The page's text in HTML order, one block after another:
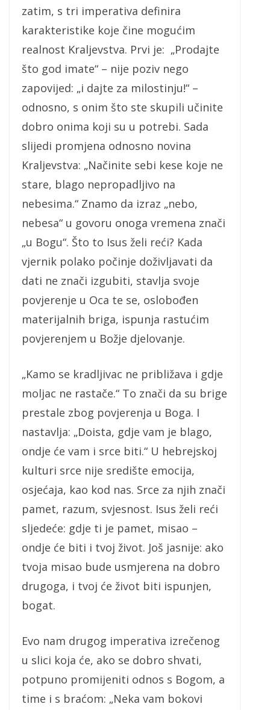
zatim, s tri imperativa definira
karakteristike koje čine mogućim
realnost Kraljevstva. Prvi je: „Prodajte
što god imate“ – nije poziv nego
zapovijed: „i dajte za milostinju!“ –
odnosno, s onim što ste skupili učinite
dobro onima koji su u potrebi. Sada
slijedi promjena odnosno novina
Kraljevstva: „Načinite sebi kese koje ne
stare, blago nepropadljivo na
nebesima.“ Znamo da izraz „nebo,
nebesa“ u govoru onoga vremena znači
„u Bogu“. Što to Isus želi reći? Kada
vjernik polako počinje doživljavati da
dati ne znači izgubiti, stavlja svoje
povjerenje u Oca te se, oslobođen
materijalnih briga, ispunja rastućim
povjerenjem u Božje djelovanje.
„Kamo se kradljivac ne približava i gdje
moljac ne rastače.“ To znači da su brige
prestale zbog povjerenja u Boga. I
nastavlja: „Doista, gdje vam je blago,
ondje će vam i srce biti.“ U hebrejskoj
kulturi srce nije središte emocija,
osjećaja, kao kod nas. Srce za njih znači
pamet, razum, svjesnost. Isus želi reći
sljedeće: gdje ti je pamet, misao –
ondje će biti i tvoj život. Još jasnije: ako
tvoja misao bude usmjerena na dobro
drugoga, i tvoj će život biti ispunjen,
bogat.
Evo nam drugog imperativa izrečenog
u slici koja će, ako se dobro shvati,
potpuno promijeniti odnos s Bogom, a
time i s braćom: „Neka vam bokovi